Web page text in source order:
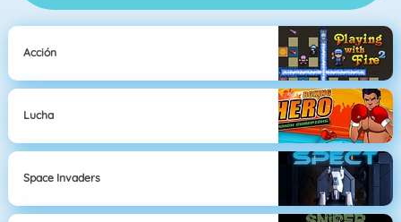
Acción
Lucha
Space Invaders